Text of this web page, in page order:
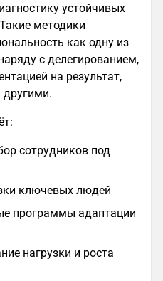
устойчивых
методики
как одну из
с делегированием,
на результат,
другими.
сотрудников под
ключевых людей
программы адаптации
нагрузки и роста